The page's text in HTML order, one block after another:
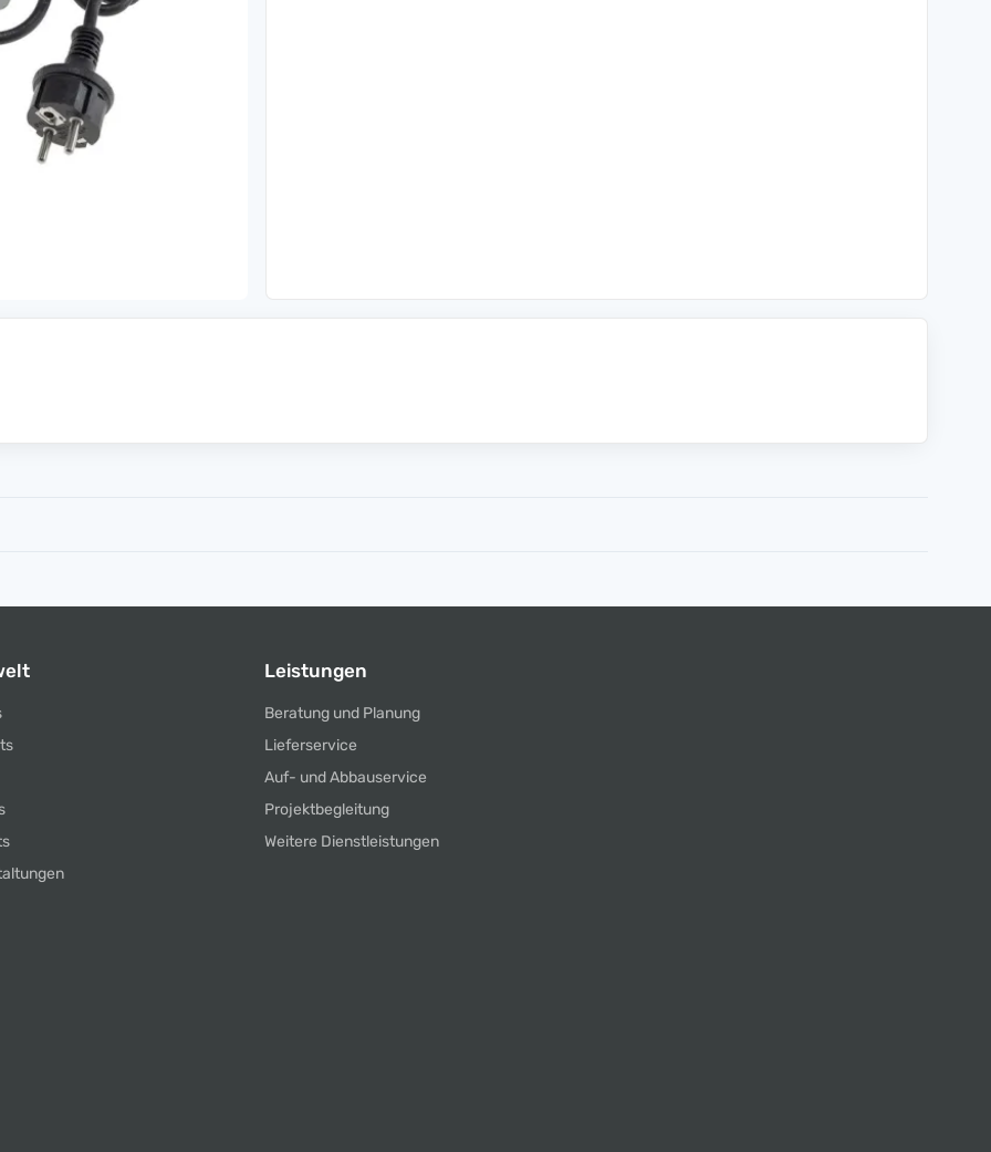
Leistungen
Beratung und Planung
Lieferservice
Auf- und Abbauservice
Projektbegleitung
Weitere Dienstleistungen